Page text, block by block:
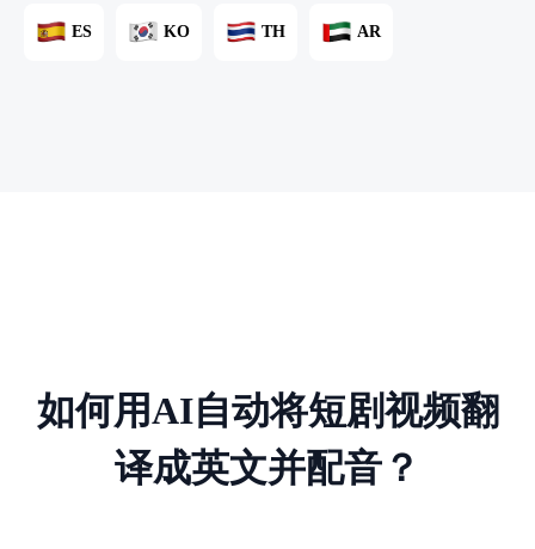
ES KO TH AR
如何用AI自动将短剧视频翻
译成英文并配音？